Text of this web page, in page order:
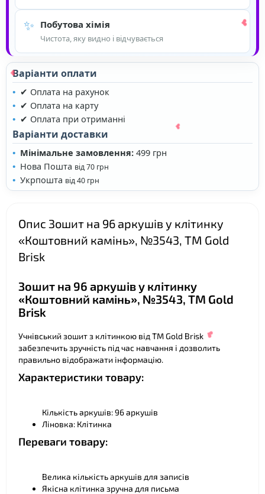
✨ Побутова хімія
Чистота, яку видно і відчувається
Варіанти оплати
✔ Оплата на рахунок
✔ Оплата на карту
✔ Оплата при отриманні
Варіанти доставки
Мінімальне замовлення: 499 грн
Нова Пошта від 70 грн
Укрпошта від 40 грн
Опис Зошит на 96 аркушів у клітинку
«Коштовний камінь», №3543, ТМ Gold
Brisk
Зошит на 96 аркушів у клітинку
«Коштовний камінь», №3543, ТМ Gold
Brisk
Учнівський зошит з клітинкою від ТМ Gold Brisk
забезпечить зручність під час навчання і дозволить
правильно відображати інформацію.
Характеристики товару:
Кількість аркушів: 96 аркушів
Ліновка: Клітинка
Переваги товару:
Велика кількість аркушів для записів
Якісна клітинка зручна для письма
❤